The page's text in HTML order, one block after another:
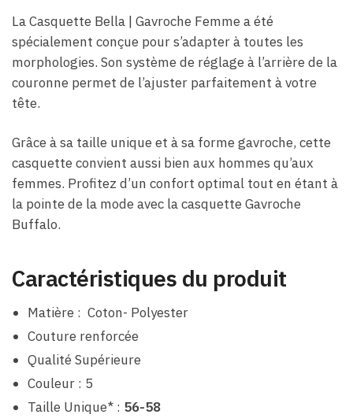
La Casquette Bella | Gavroche Femme a été
spécialement conçue pour s’adapter à toutes les
morphologies. Son système de réglage à l’arrière de la
couronne permet de l’ajuster parfaitement à votre
tête.
Grâce à sa taille unique et à sa forme gavroche, cette
casquette convient aussi bien aux hommes qu’aux
femmes. Profitez d’un confort optimal tout en étant à
la pointe de la mode avec la casquette Gavroche
Buffalo.
Caractéristiques du produit
Matière : Coton- Polyester
Couture renforcée
Qualité Supérieure
Couleur : 5
Taille Unique* : 56-58